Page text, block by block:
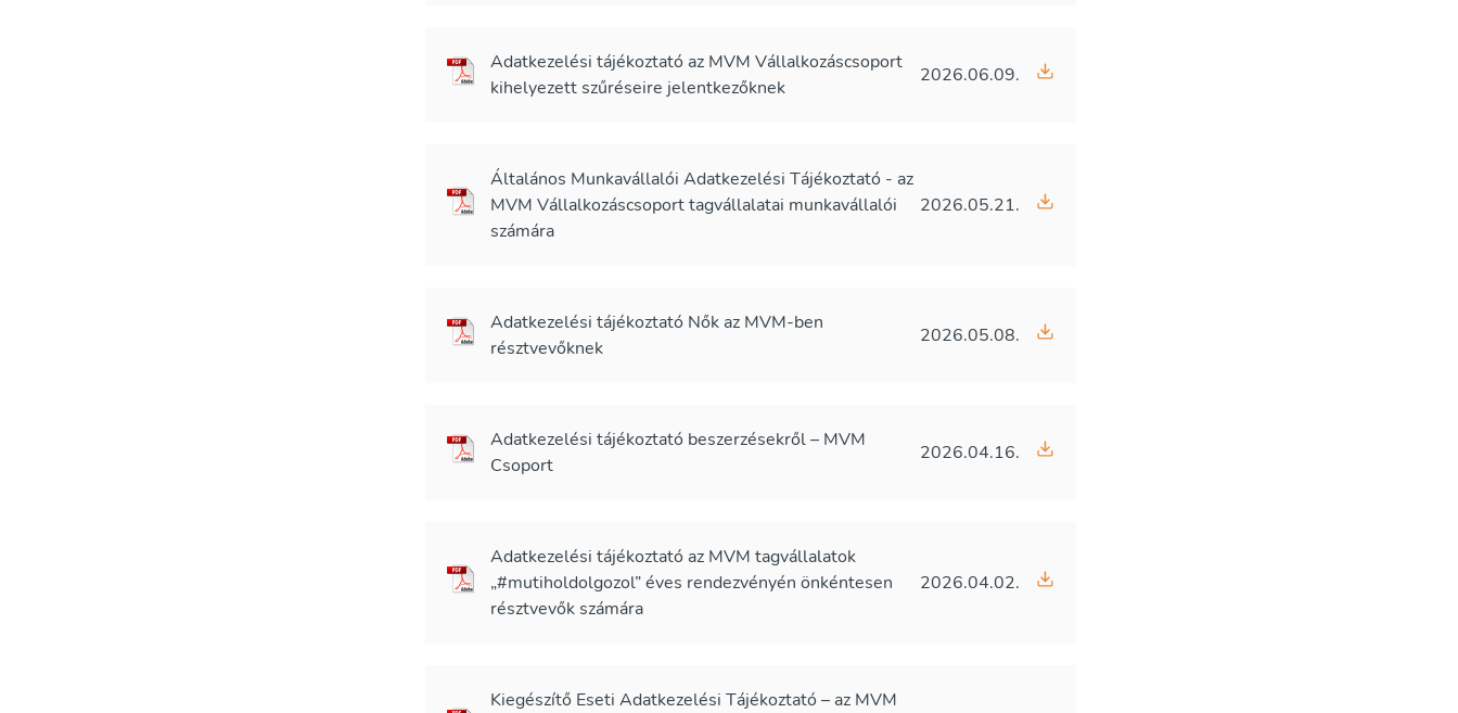
Adatkezelési tájékoztató az MVM Vállalkozáscsoport
kihelyezett szűréseire jelentkezőknek
2026.06.09.
Általános Munkavállalói Adatkezelési Tájékoztató - az
MVM Vállalkozáscsoport tagvállalatai munkavállalói
számára
2026.05.21.
Adatkezelési tájékoztató Nők az MVM-ben
résztvevőknek
2026.05.08.
Adatkezelési tájékoztató beszerzésekről – MVM
Csoport
2026.04.16.
Adatkezelési tájékoztató az MVM tagvállalatok
„#mutiholdolgozol” éves rendezvényén önkéntesen
résztvevők számára
2026.04.02.
Kiegészítő Eseti Adatkezelési Tájékoztató – az MVM